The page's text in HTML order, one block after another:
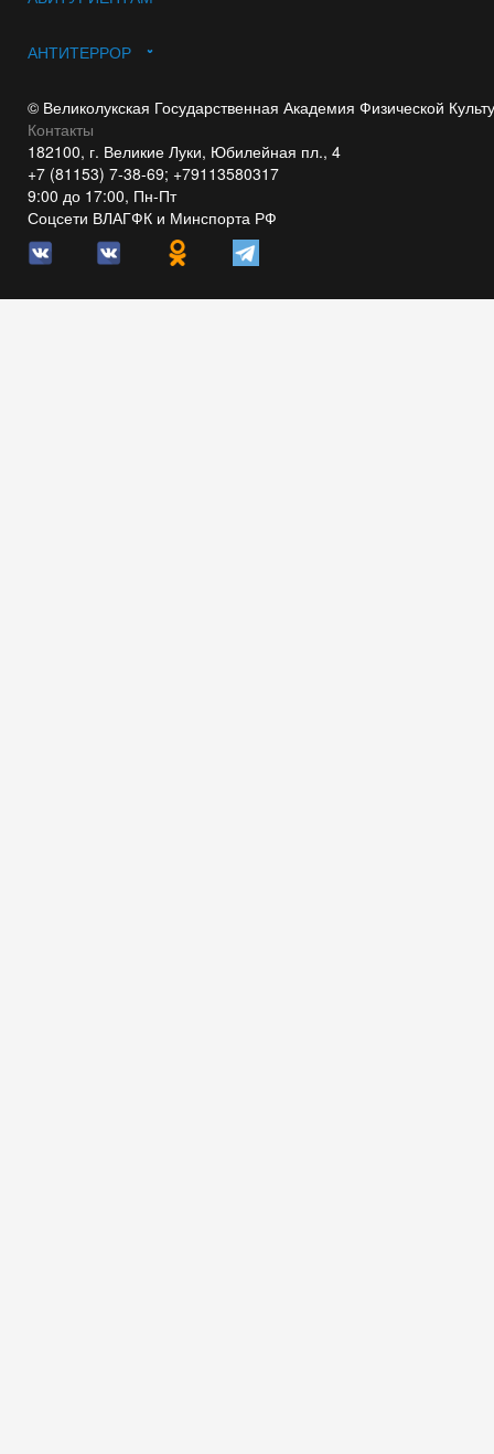
АНТИТЕРРОР
© Великолукская Государственная Академия Физической
Контакты
182100, г. Великие Луки, Юбилейная пл., 4
+7 (81153) 7-38-69; +79113580317
9:00 до 17:00, Пн-Пт
Соцсети ВЛАГФК и Минспорта РФ